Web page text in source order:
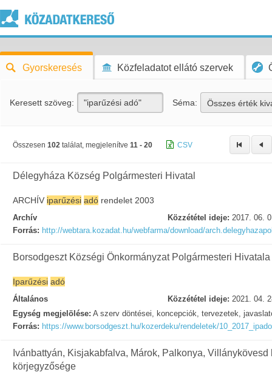
Gyorskeresés Közfeladatot ellátó szervek
Keresett szöveg: Séma: Összes érték
Összesen 102 találat, megjelenítve 11 - 20 CSV
Délegyháza Község Polgármesteri Hivatal
ARCHÍV iparűzési adó rendelet 2003
Archív Közzététel ideje: 2017. 06.
Forrás: http://webtara.kozadat.hu/webfarma/download/
Borsodgeszt Községi Önkormányzat Polgármesteri Hivatala
Iparűzési adó
Általános Közzététel ideje: 2021. 04.
Egység megjelölése: A szerv döntései, koncepciók, tervezetek,
Forrás: https://www.borsodgeszt.hu/kozerdeku/rendeletek/
Ivánbattyán, Kisjakabfalva, Márok, Palkonya, Villánykövesd
körjegyzősége